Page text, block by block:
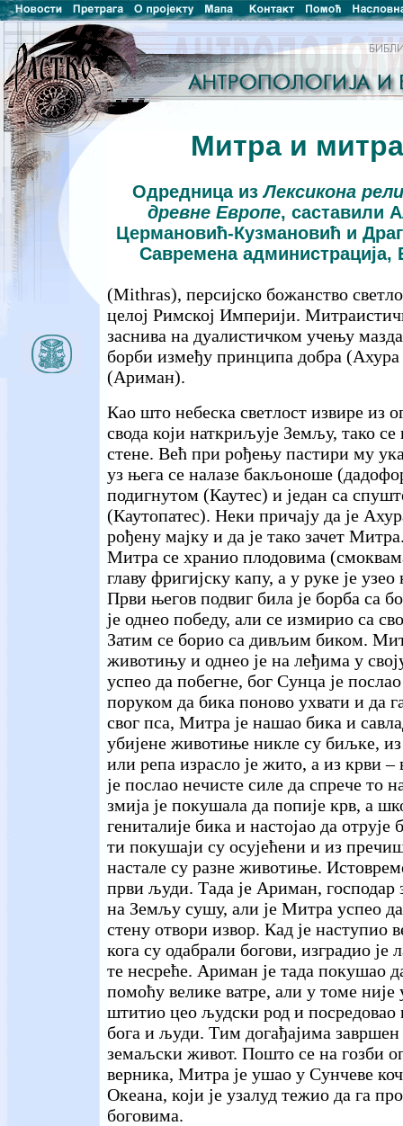
Митра и
Одредница изЛексикона
древне Европе, саставили
Цермановић-Кузмановић и
Савремена администрација,
(Mithras), персијско божанство
целој Римској Империји.
заснива на дуалистичком учењу
борби између принципа добра
(Ариман).
Као што небеска светлост извире из
свода који наткриљује Земљу, тако
стене. Већ при рођењу пастири му
уз њега се налазе бакљоноше
подигнутом (Каутес) и један са
(Каутопатес). Неки причају да је
рођену мајку и да је тако зачет
Митра се хранио плодовима
главу фригијску капу, а у руке је
Први његов подвиг била је борба са
је однео победу, али се измирио са
Затим се борио са дивљим биком.
животињу и однео је на леђима у
успео да побегне, бог Сунца је
поруком да бика поново ухвати и да
свог пса, Митра је нашао бика и
убијене животиње никле су биљке,
или репа израсло је жито, а из крви –
је послао нечисте силе да спрече то
змија је покушала да попије крв, а
гениталије бика и настојао да
ти покушаји су осујећени и из
настале су разне животиње.
први људи. Тада је Ариман, господар
на Земљу сушу, али је Митра успео
стену отвори извор. Кад је наступио
кога су одабрали богови, изградио је
те несреће. Ариман је тада покушао
помоћу велике ватре, али у томе није
штитио цео људски род и посредовао
бога и људи. Тим догађајима
земаљски живот. Пошто се на гозби
верника, Митра је ушао у Сунчеве
Океана, који је узалуд тежио да га
боговима.